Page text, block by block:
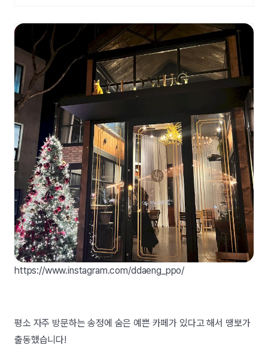
https://www.instagram.com/ddaeng_ppo/
평소 자주 방문하는 송정에 숨은 예쁜 카페가 있다고 해서 땡뽀가
출동했습니다!